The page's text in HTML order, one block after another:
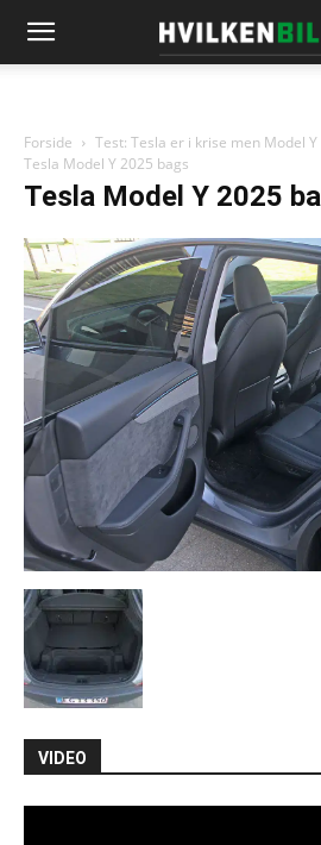
Forside
Test: Tesla er i krise men Model
Tesla Model Y 2025 bags
Tesla Model Y 2025
VIDEO